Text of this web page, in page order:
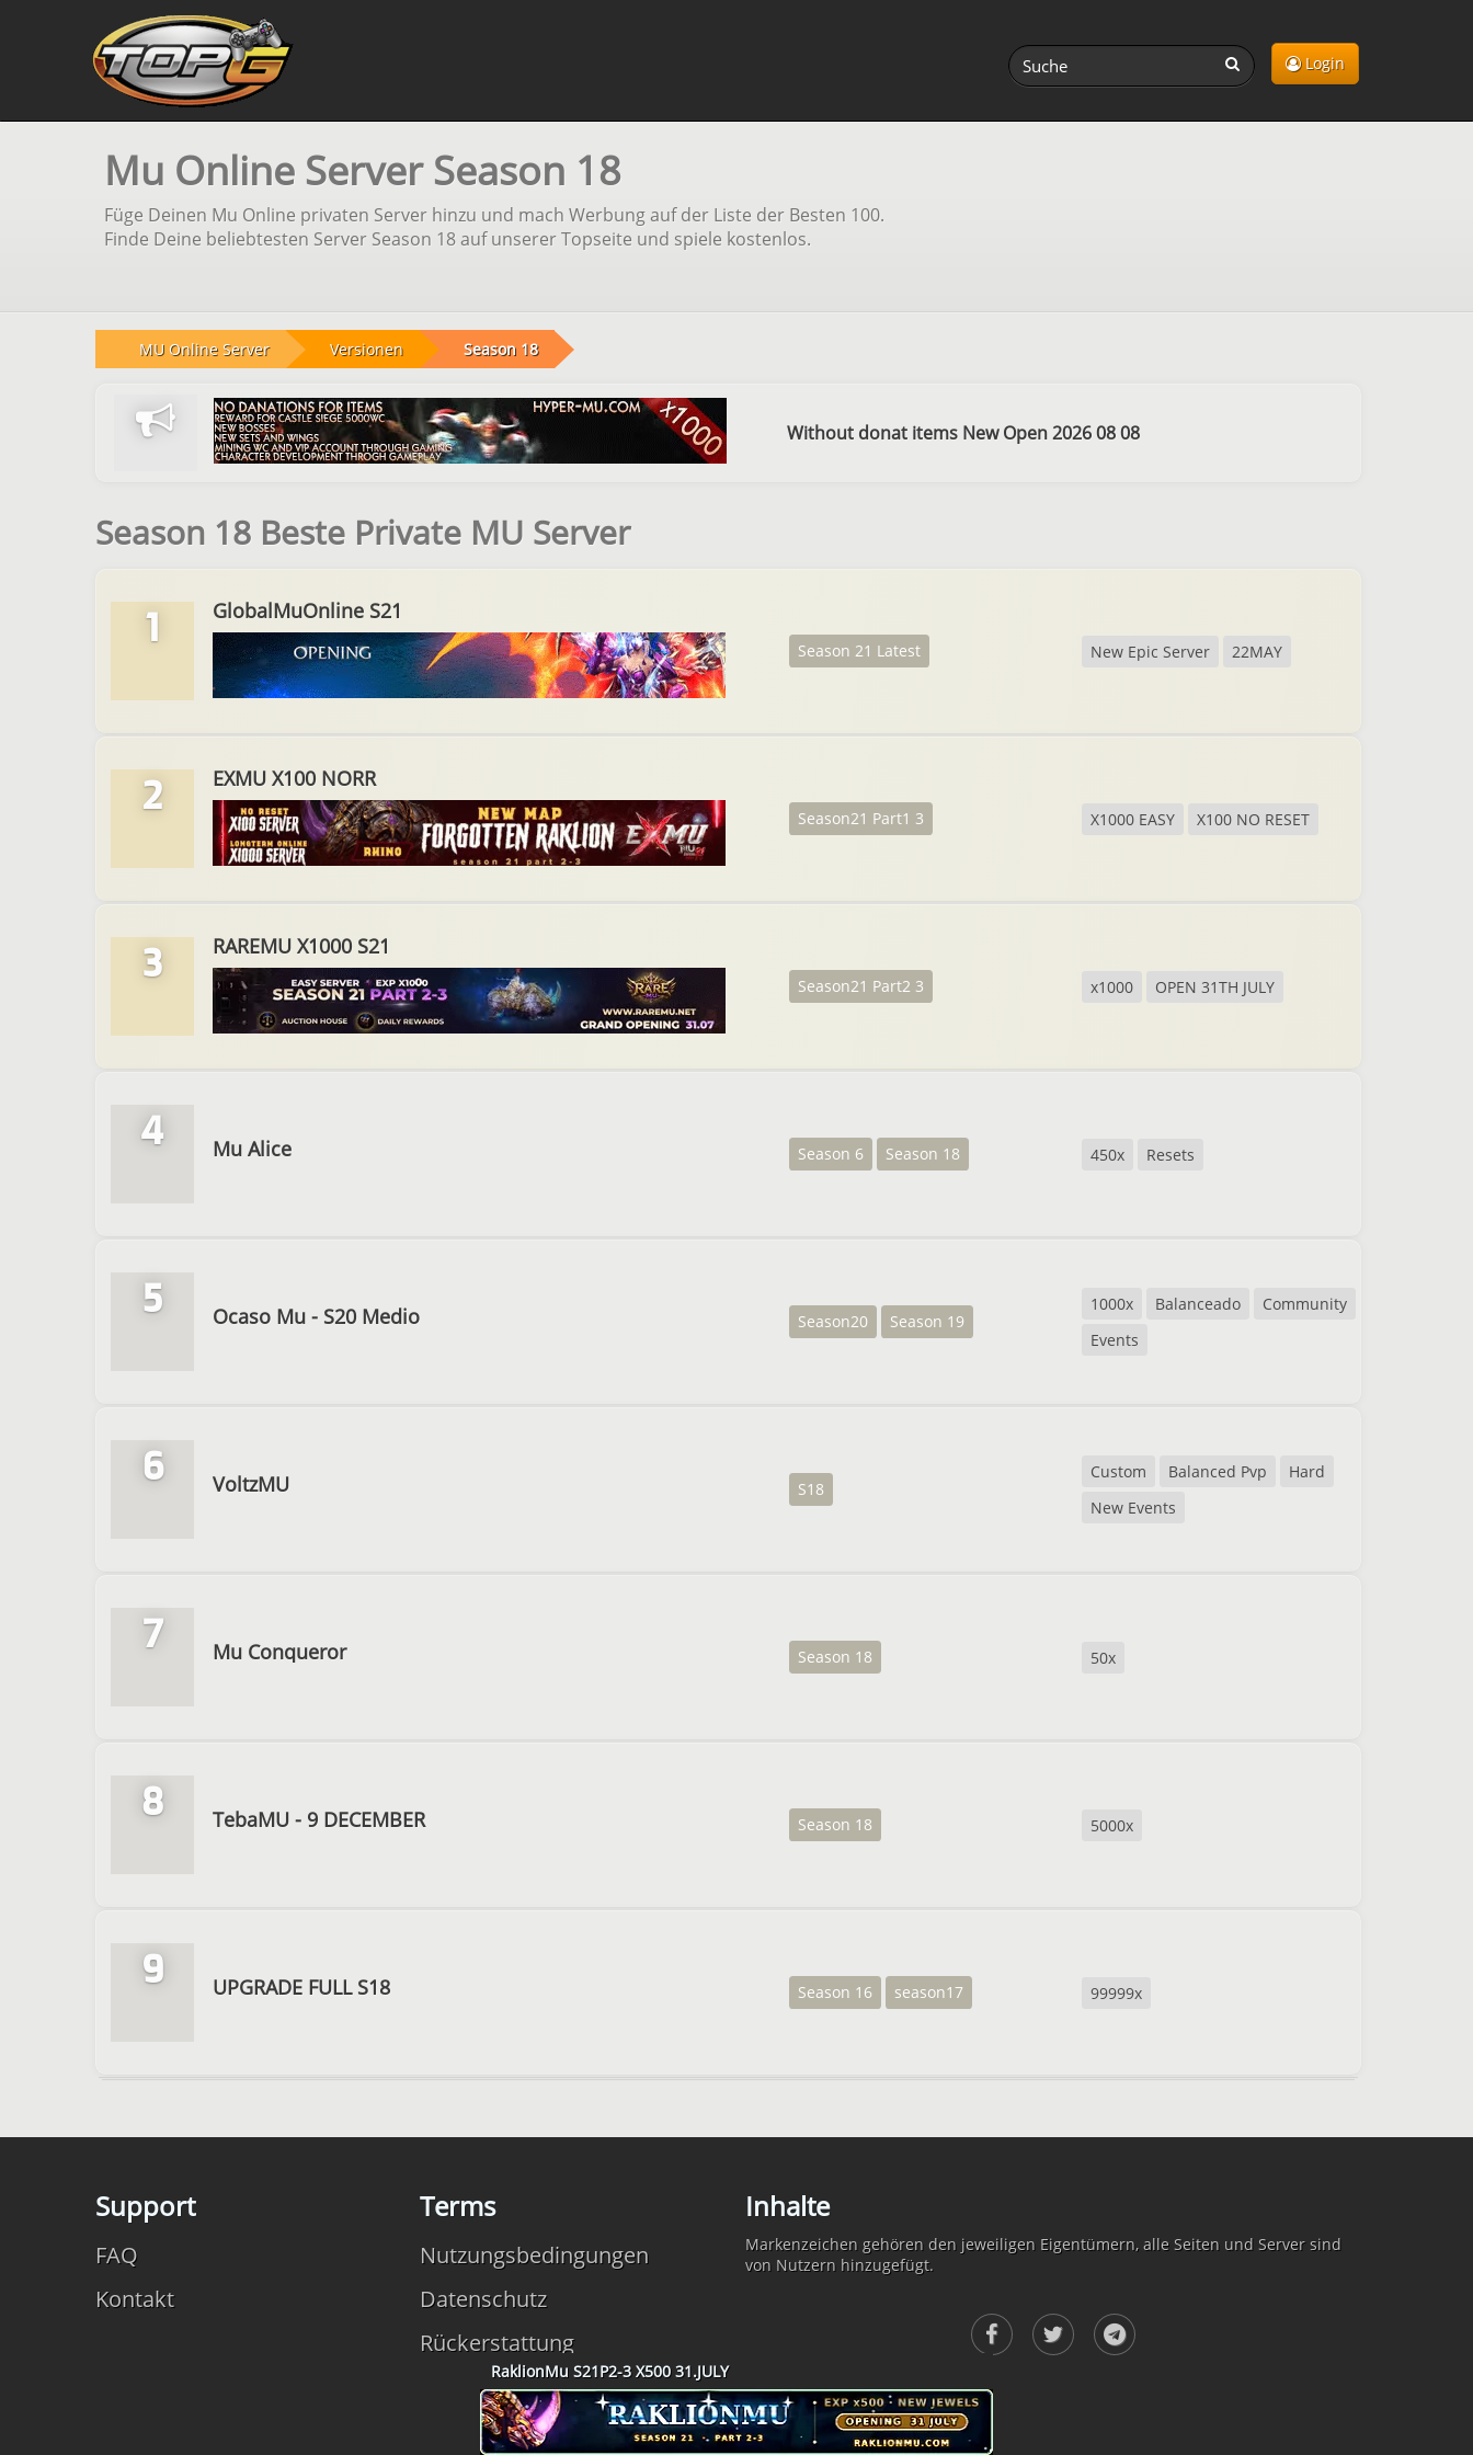
Login
Mu Online Server Season 18
Füge Deinen Mu Online privaten Server hinzu und mach Werbung auf der Liste der Besten 100.
Finde Deine beliebtesten Server Season 18 auf unserer Topseite und spiele kostenlos.
MU Online Server Versionen Season 18
Without donat items New Open 2026 08 08
Season 18 Beste Private MU Server
1 GlobalMuOnline S21
Season 21 Latest New Epic Server 22MAY
2 EXMU X100 NORR
Season21 Part1 3 X1000 EASY X100 NO RESET
3 RAREMU X1000 S21
Season21 Part2 3 x1000 OPEN 31TH JULY
4 Mu Alice Season 6 Season 18 450x Resets
5 Ocaso Mu - S20 Medio Season20 Season 19
1000x Balanceado
Community
Events
6 VoltzMU S18
Custom Balanced Pvp
Hard
New Events
7 Mu Conqueror Season 18 50x
8 TebaMU - 9 DECEMBER Season 18 5000x
9 UPGRADE FULL S18 Season 16 season17 99999x
Support
FAQ
Kontakt
Terms
Nutzungsbedingungen
Datenschutz
Rückerstattung
Inhalte
Markenzeichen gehören den jeweiligen Eigentümern, alle Seiten und Server sind
von Nutzern hinzugefügt.
TOPG.ORG 2025 - 2026
RaklionMu S21P2-3 X500 31.JULY